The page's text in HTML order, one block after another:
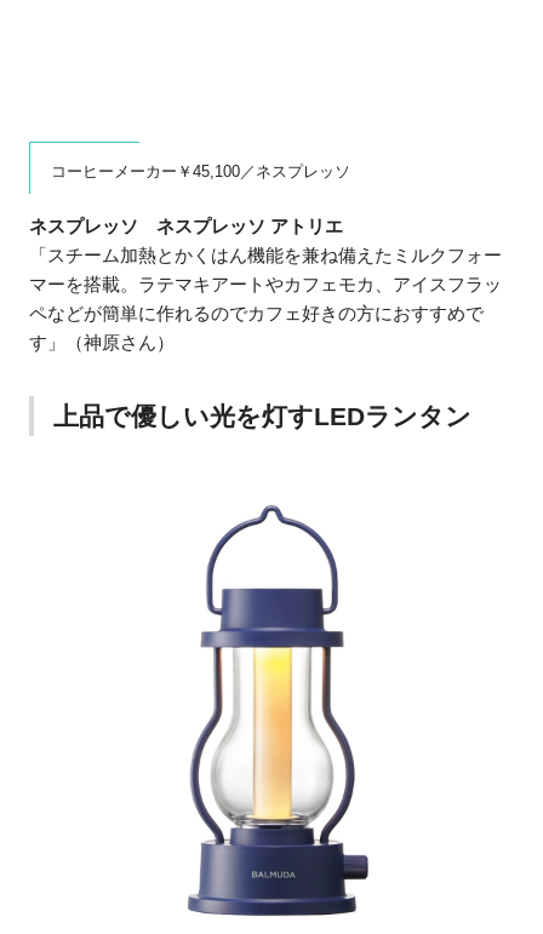
コーヒーメーカー￥45,100／ネスプレッソ
ネスプレッソ ネスプレッソ アトリエ
「スチーム加熱とかくはん機能を兼ね備えたミルクフォー
マーを搭載。ラテマキアートやカフェモカ、アイスフラッ
ペなどが簡単に作れるのでカフェ好きの方におすすめで
す」（神原さん）
上品で優しい光を灯すLEDランタン